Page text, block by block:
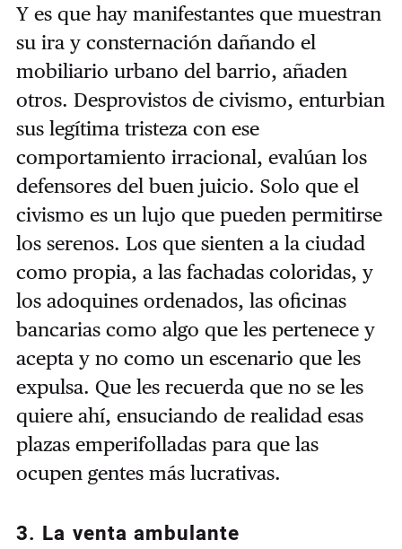
Y es que hay manifestantes que muestran
su ira y consternación dañando el
mobiliario urbano del barrio, añaden
otros. Desprovistos de civismo, enturbian
sus legítima tristeza con ese
comportamiento irracional, evalúan los
defensores del buen juicio. Solo que el
civismo es un lujo que pueden permitirse
los serenos. Los que sienten a la ciudad
como propia, a las fachadas coloridas, y
los adoquines ordenados, las oficinas
bancarias como algo que les pertenece y
acepta y no como un escenario que les
expulsa. Que les recuerda que no se les
quiere ahí, ensuciando de realidad esas
plazas emperifolladas para que las
ocupen gentes más lucrativas.
3. La venta ambulante